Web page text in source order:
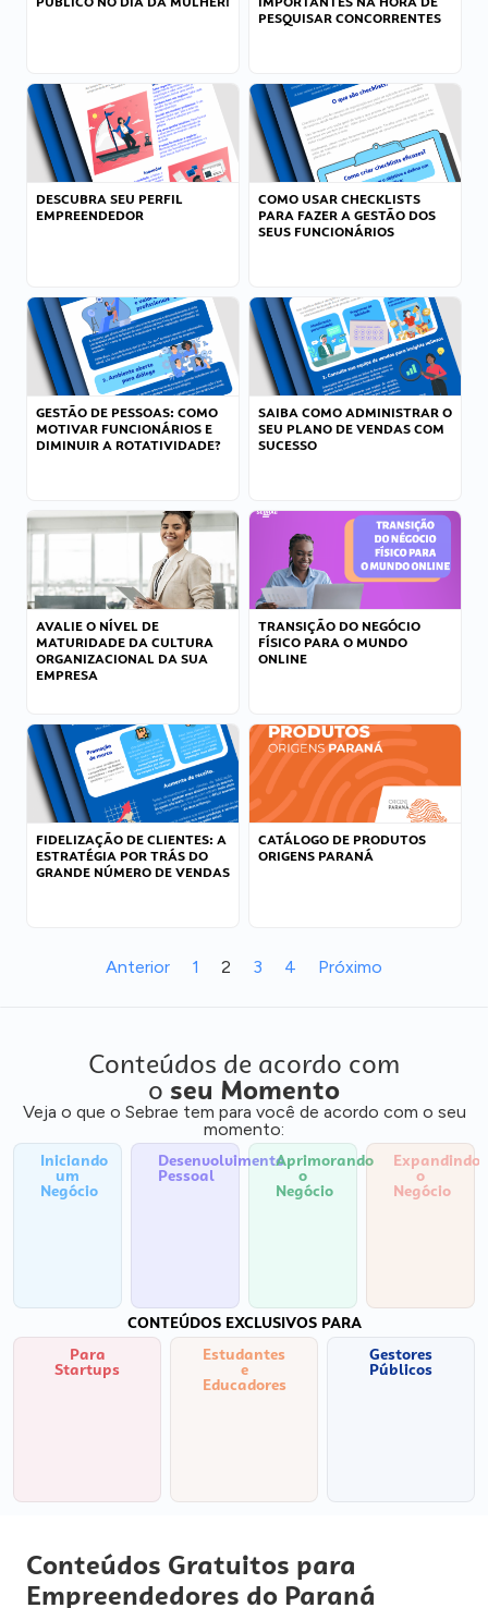
PESQUISAR CONCORRENTES
DESCUBRA SEU PERFIL
EMPREENDEDOR
COMO USAR CHECKLISTS
PARA FAZER A GESTÃO DOS
SEUS FUNCIONÁRIOS
GESTÃO DE PESSOAS: COMO
MOTIVAR FUNCIONÁRIOS E
DIMINUIR A ROTATIVIDADE?
SAIBA COMO ADMINISTRAR O
SEU PLANO DE VENDAS COM
SUCESSO
AVALIE O NÍVEL DE
MATURIDADE DA CULTURA
ORGANIZACIONAL DA SUA
EMPRESA
TRANSIÇÃO DO NEGÓCIO
FÍSICO PARA O MUNDO
ONLINE
FIDELIZAÇÃO DE CLIENTES: A
ESTRATÉGIA POR TRÁS DO
GRANDE NÚMERO DE VENDAS
CATÁLOGO DE PRODUTOS
ORIGENS PARANÁ
Anterior 1 2 3 4 Próximo
Conteúdos de acordo com
o seu Momento
Veja o que o Sebrae tem para você de acordo com o seu
momento:
Iniciando
um
Negócio
Desenvolvimento
Pessoal
Aprimorando
o
Negócio
Expandindo
o
Negócio
CONTEÚDOS EXCLUSIVOS PARA
Para
Startups
Estudantes
e
Educadores
Gestores
Públicos
Conteúdos Gratuitos para
Empreendedores do Paraná